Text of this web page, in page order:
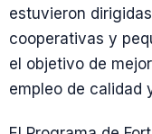
estuvieron
cooperativas y
el objetivo de
empleo de calidad